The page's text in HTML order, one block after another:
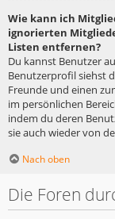
Wie kann ich
ignorierten
Listen entfernen?
Du kannst Benutzer
Benutzerprofil siehst
Freunde und einen
im persönlichen
indem du deren
sie auch wieder von
Nach oben
Die Foren